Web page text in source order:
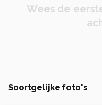
Wees de
Soortgelijke foto's